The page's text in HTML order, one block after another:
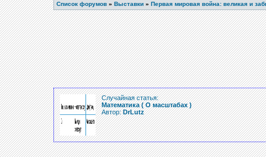
Список форумов » Выставки » Первая мировая война: великая и
Случайная статья:
Математика ( О масштабах )
Автор:DrLutz